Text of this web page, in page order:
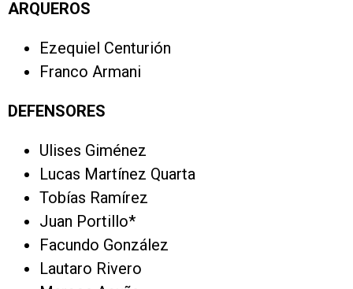
ARQUEROS
Ezequiel Centurión
Franco Armani
DEFENSORES
Ulises Giménez
Lucas Martínez Quarta
Tobías Ramírez
Juan Portillo*
Facundo González
Lautaro Rivero